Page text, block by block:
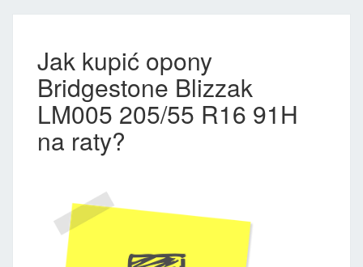
Jak kupić opony
Bridgestone Blizzak
LM005 205/55 R16 91H
na raty?